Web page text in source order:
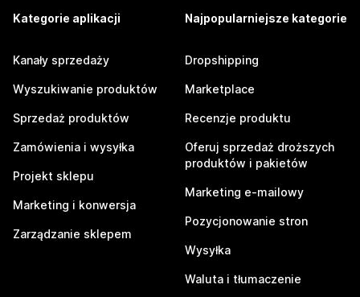
Kategorie aplikacji
Kanały sprzedaży
Wyszukiwanie produktów
Sprzedaż produktów
Zamówienia i wysyłka
Projekt sklepu
Marketing i konwersja
Zarządzanie sklepem
Najpopularniejsze kategorie
Dropshipping
Marketplace
Recenzje produktu
Oferuj sprzedaż droższych
produktów i pakietów
Marketing e-mailowy
Pozycjonowanie stron
Wysyłka
Waluta i tłumaczenie